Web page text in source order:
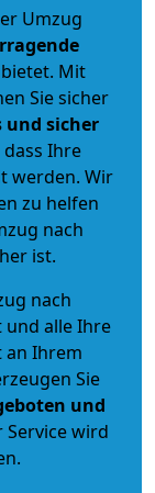
Umzug
Mit
Sie sicher
und sicher
Ihre
werden. Wir
zu helfen
nach
ist.
nach
alle Ihre
an Ihrem
Sie
und
Service wird